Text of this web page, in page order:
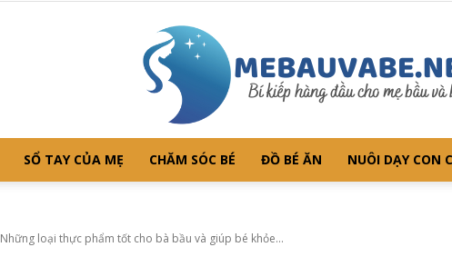
SỔ TAY CỦA MẸ CHĂM SÓC BÉ ĐỒ BÉ ĂN NUÔI DẠY CON
Những loại thực phẩm tốt cho bà bầu và giúp bé khỏe...